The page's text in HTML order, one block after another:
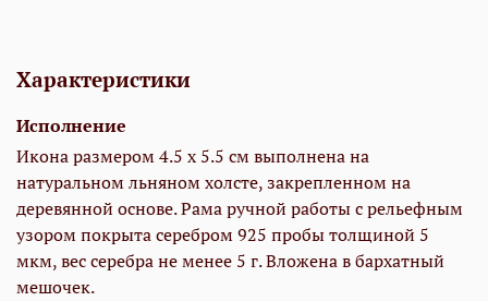
Характеристики
Исполнение
Икона размером 4.5 х 5.5 см выполнена на
натуральном льняном холсте, закрепленном на
деревянной основе. Рама ручной работы с рельефным
узором покрыта серебром 925 пробы толщиной 5
мкм, вес серебра не менее 5 г. Вложена в бархатный
мешочек.